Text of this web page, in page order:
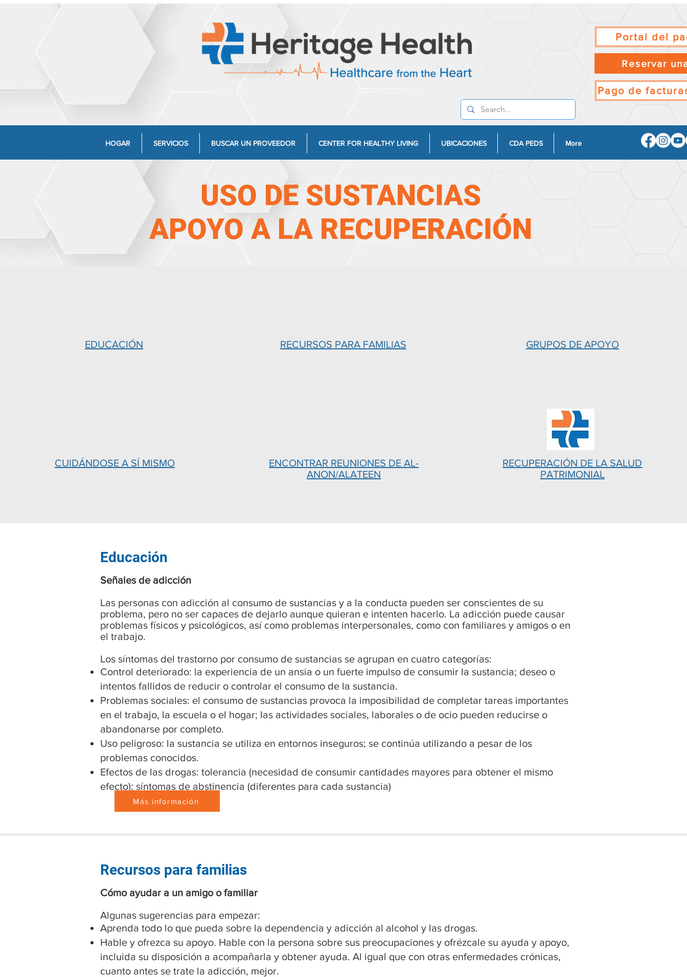
Portal del
Reservar
Pago de
HOGAR SERVICIOS BUSCAR UN PROVEEDOR CENTER FOR HEALTHY LIVING UBICACIONES CDA PEDS More
USO DE SUSTANCIAS
APOYO A LA RECUPERACIÓN
EDUCACIÓN RECURSOS PARA FAMILIAS GRUPOS DE APOYO
CUIDÁNDOSE A SÍ MISMO
ENCONTRAR REUNIONES DE AL-
ANON/ALATEEN
RECUPERACIÓN DE LA SALUD
PATRIMONIAL
Educación
Señales de adicción
Las personas con adicción al consumo de sustancias y a la conducta pueden ser conscientes de su
problema, pero no ser capaces de dejarlo aunque quieran e intenten hacerlo. La adicción puede causar
problemas físicos y psicológicos, así como problemas interpersonales, como con familiares y amigos o en
el trabajo.
Los síntomas del trastorno por consumo de sustancias se agrupan en cuatro categorías:
Control deteriorado: la experiencia de un ansia o un fuerte impulso de consumir la sustancia; deseo o
intentos fallidos de reducir o controlar el consumo de la sustancia.
Problemas sociales: el consumo de sustancias provoca la imposibilidad de completar tareas importantes
en el trabajo, la escuela o el hogar; las actividades sociales, laborales o de ocio pueden reducirse o
abandonarse por completo.
Uso peligroso: la sustancia se utiliza en entornos inseguros; se continúa utilizando a pesar de los
problemas conocidos.
Efectos de las drogas: tolerancia (necesidad de consumir cantidades mayores para obtener el mismo
efecto); síntomas de abstinencia (diferentes para cada sustancia)
Más información
Recursos para familias
Cómo ayudar a un amigo o familiar
Algunas sugerencias para empezar:
Aprenda todo lo que pueda sobre la dependencia y adicción al alcohol y las drogas.
Hable y ofrezca su apoyo. Hable con la persona sobre sus preocupaciones y ofrézcale su ayuda y apoyo,
incluida su disposición a acompañarla y obtener ayuda. Al igual que con otras enfermedades crónicas,
cuanto antes se trate la adicción, mejor.